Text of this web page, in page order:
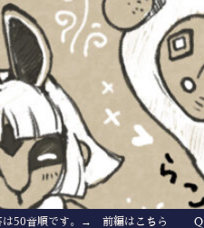
答は50音順です。→ 前編はこちら